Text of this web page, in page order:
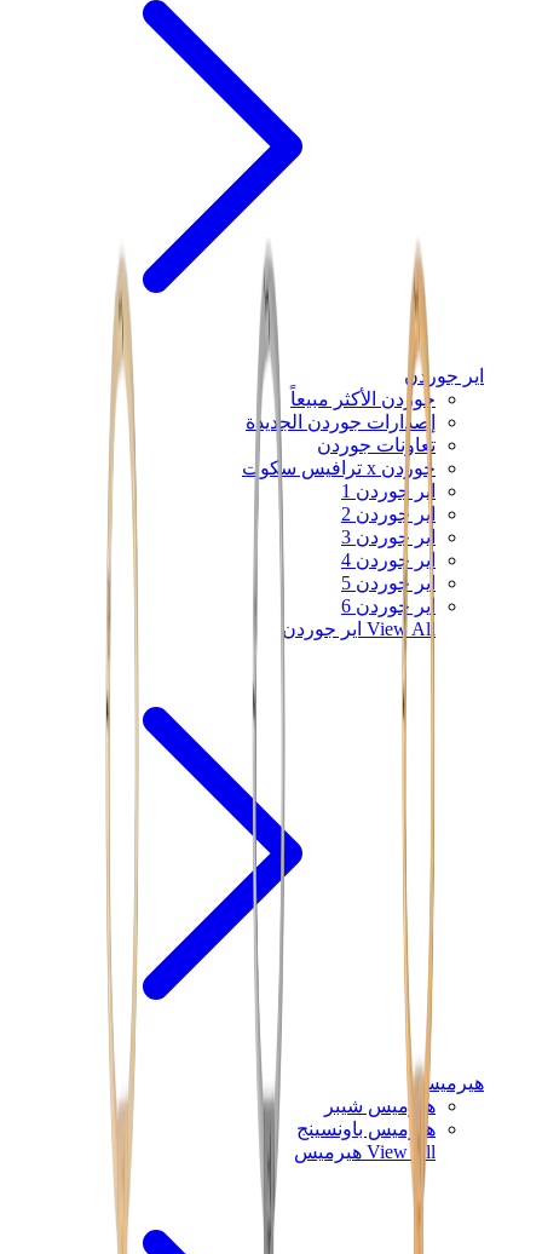
اير جوردن
جوردن الأكثر مبيعاً
إصدارات جوردن الجديدة
تعاونات جوردن
جوردن x ترافيس سكوت
اير جوردن 1
اير جوردن 2
اير جوردن 3
اير جوردن 4
اير جوردن 5
اير جوردن 6
View All اير جوردن
هيرميس
هيرميس شيبر
هيرميس باونسينج
View All هيرميس